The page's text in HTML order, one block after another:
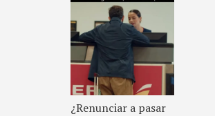
¿Renunciar a pasar